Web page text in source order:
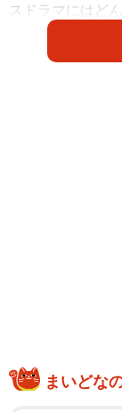
スドラマにはど
芸能人・有名人
ている株式会社
まいどな